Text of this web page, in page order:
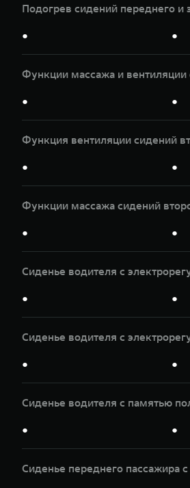
Подогрев сидений переднего и
● ●
Функции массажа и
● ●
Функция вентиляции сидений
● ●
Функции массажа сидений
● ●
Сиденье водителя с
● ●
Сиденье водителя с
● ●
Сиденье водителя с памятью
● ●
Сиденье переднего пассажира